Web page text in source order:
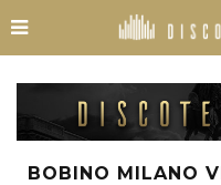
BOBINO MILANO